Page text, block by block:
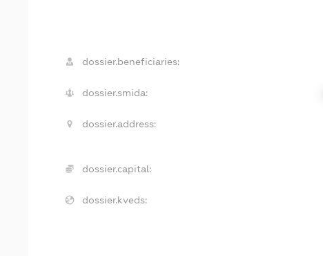
dossier.beneficiaries:
dossier.smida:
dossier.address:
dossier.capital:
dossier.kveds: